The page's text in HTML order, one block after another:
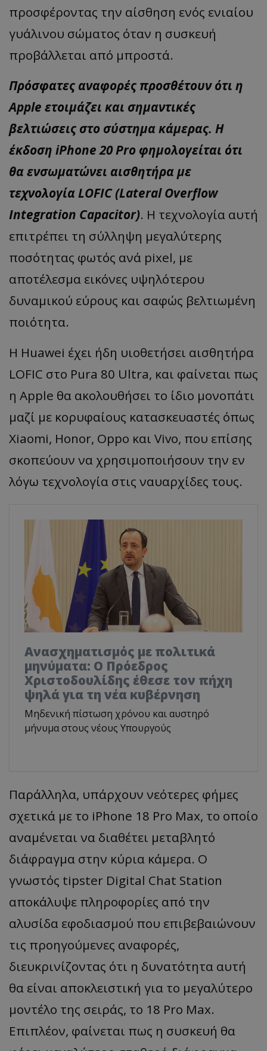
προσφέροντας την αίσθηση ενός ενιαίου
γυάλινου σώματος όταν η συσκευή
προβάλλεται από μπροστά.
Πρόσφατες αναφορές προσθέτουν ότι η
Apple ετοιμάζει και σημαντικές
βελτιώσεις στο σύστημα κάμερας. Η
έκδοση iPhone 20 Pro φημολογείται ότι
θα ενσωματώνει αισθητήρα με
τεχνολογία LOFIC (Lateral Overflow
Integration Capacitor). Η τεχνολογία αυτή
επιτρέπει τη σύλληψη μεγαλύτερης
ποσότητας φωτός ανά pixel, με
αποτέλεσμα εικόνες υψηλότερου
δυναμικού εύρους και σαφώς βελτιωμένη
ποιότητα.
Η Huawei έχει ήδη υιοθετήσει αισθητήρα
LOFIC στο Pura 80 Ultra, και φαίνεται πως
η Apple θα ακολουθήσει το ίδιο μονοπάτι
μαζί με κορυφαίους κατασκευαστές όπως
Xiaomi, Honor, Oppo και Vivo, που επίσης
σκοπεύουν να χρησιμοποιήσουν την εν
λόγω τεχνολογία στις ναυαρχίδες τους.
Ανασχηματισμός με πολιτικά
μηνύματα: Ο Πρόεδρος
Χριστοδουλίδης έθεσε τον πήχη
ψηλά για τη νέα κυβέρνηση
Μηδενική πίστωση χρόνου και αυστηρό
μήνυμα στους νέους Υπουργούς
Παράλληλα, υπάρχουν νεότερες φήμες
σχετικά με το iPhone 18 Pro Max, το οποίο
αναμένεται να διαθέτει μεταβλητό
διάφραγμα στην κύρια κάμερα. Ο
γνωστός tipster Digital Chat Station
αποκάλυψε πληροφορίες από την
αλυσίδα εφοδιασμού που επιβεβαιώνουν
τις προηγούμενες αναφορές,
διευκρινίζοντας ότι η δυνατότητα αυτή
θα είναι αποκλειστική για το μεγαλύτερο
μοντέλο της σειράς, το 18 Pro Max.
Επιπλέον, φαίνεται πως η συσκευή θα